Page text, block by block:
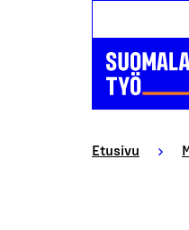
Etusivu